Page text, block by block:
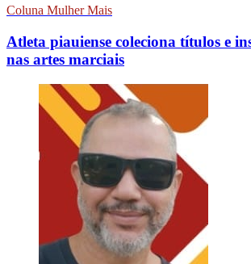
Coluna Mulher Mais
Atleta piauiense coleciona títulos e
nas artes marciais